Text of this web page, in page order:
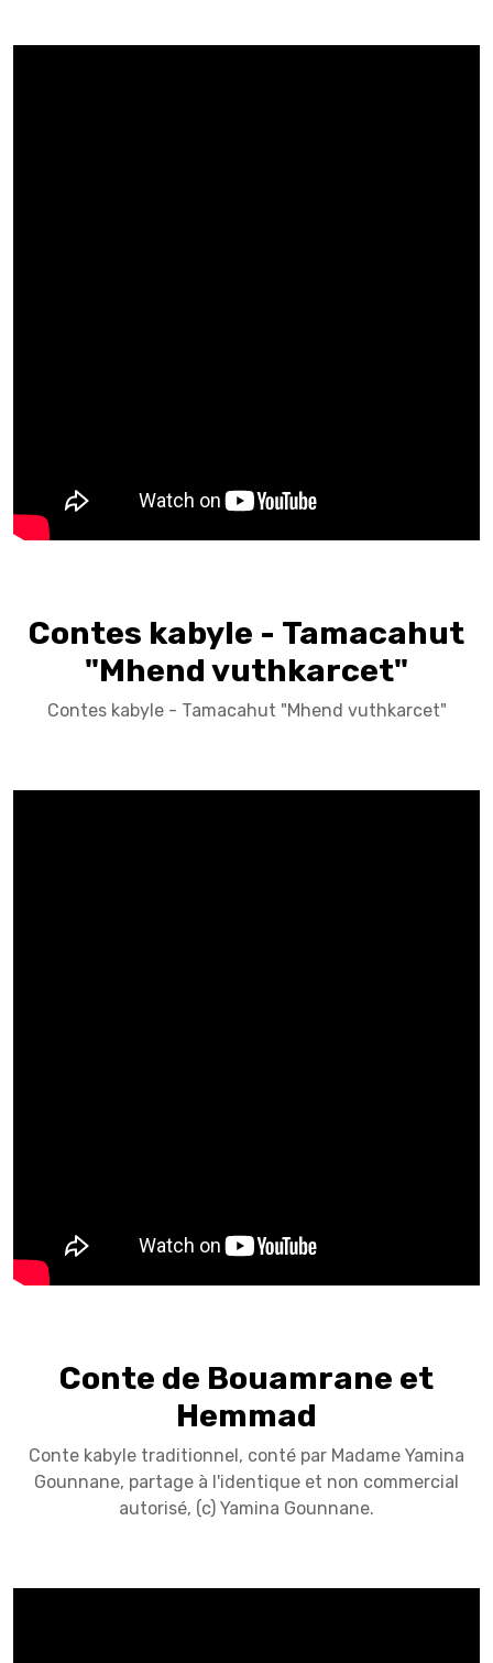
Contes kabyle - Tamacahut
"Mhend vuthkarcet"
Contes kabyle - Tamacahut "Mhend vuthkarcet"
Conte de Bouamrane et
Hemmad
Conte kabyle traditionnel, conté par Madame Yamina
Gounnane, partage à l'identique et non commercial
autorisé, (c) Yamina Gounnane.